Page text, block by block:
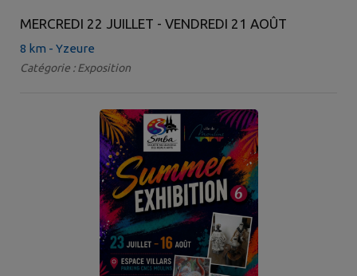
MERCREDI 22 JUILLET - VENDREDI 21 AOÛT
8 km - Yzeure
Catégorie : Exposition